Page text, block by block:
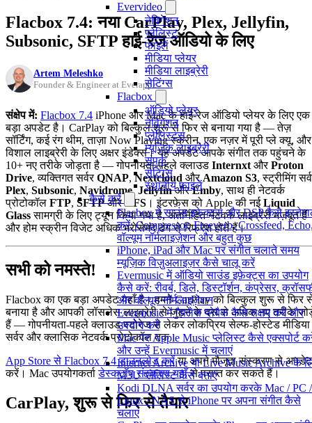
Evervideo
नेविगेशन
प्लेलिस्ट
फाइलें
मीडिया प्लेयर
मीडिया लाइब्रेरी
सेटिंग्स
Flacbox
ऑडियो प्लेयर
नेविगेशन
प्लेलिस्ट्स
म्यूज़िक लाइब्रेरी
संपर्क
सेटिंग्स
स्थानीय फ़ाइलें
कैसे करें
Flacbox में साउंड इफेक्ट्स और DSP कैसे
करें: Compressor, Freeverb, Crossfeed,
वॉल्यूम नॉर्मलाइज़ेशन और बहुत कुछ
iPhone, iPad और Mac पर संगीत चलाते समय
म्यूज़िक विज़ुअलाइज़र कैसे चालू करें
Evermusic में ऑडियो साउंड इफ़ेक्ट्स का उपयोग
कैसे करें: रीवर्ब, डिले, डिस्टॉर्शन, कंप्रेसर,
और वॉल्यूम नॉर्मलाइज़ेशन
Evermusic में गैपलेस प्लेबैक कैसे सक्षम करें और
उपयोग करें
Mac पर Apple Music प्लेलिस्ट कैसे एक्सपोर्ट
और उन्हें Evermusic में चलाएं
Internet Archive या Live Music Archive के
M3U प्लेलिस्ट कैसे बनाएं
Kodi DLNA सर्वर का उपयोग करके Mac / PC /
Linux / NAS से iPhone पर अपना संगीत कैसे
चलाएं
Flacbox 7.4: नया CarPlay, Plex, Jellyfin,
Subsonic, SFTP हाई-रेज ऑडियो के लिए
Artem Meleshko
Founder & Engineer at Everappz
संक्षेप में: Flacbox 7.4 iPhone और Mac के हाई-रेज ऑडियो प्लेयर के लिए एक
बड़ा अपडेट है। CarPlay को बिल्कुल शुरू से फिर से बनाया गया है — तेज़
सॉर्टिंग, कई रंग थीम, ताज़ा Now Playing स्क्रीन, एक नज़र में पूरी प्ले क्यू, और
विशाल लाइब्रेरी के लिए अक्षर इंडेक्स। यह अपडेट आपके संगीत तक पहुंचने के
10+ नए तरीके जोड़ता है — गोपनीयता-पहले क्लाउड Internxt औरProton
Drive, व्यक्तिगत सर्वरQNAP,Nextcloud औरAmazon S3, स्ट्रीमिंग
Plex, Subsonic, Navidrome,JellyfinऔरEmby, साथ ही नेटवर्क
प्रोटोकॉल FTP, SFTPऔरNFS । इंटरफ़ेस को Apple की नईLiquid
Glassसामग्री के लिए ट्यून किया गया है, अंतर्निहित नेटवर्क लाइब्रेरी मज़बूत हैं
और होम स्क्रीन विजेट अधिक भरोसेमंद ढंग से रिफ्रेश होते हैं।
सभी को नमस्ते!
Flacbox का एक बड़ा अपडेट यहाँ है। हमने CarPlay को बिल्कुल शुरू से फिर
बनाया है और आपकी लॉसलेस लाइब्रेरी से जुड़ने के दस से अधिक नए तरीके
हैं — गोपनीयता-पहले क्लाउड स्टोरेज से लेकर लोकप्रिय सेल्फ-होस्टेड मीडिया
सर्वर और क्लासिक नेटवर्क प्रोटोकॉल तक।
App Store से Flacbox 7.4 डाउनलोड करेंया अपने मौजूदा संस्करण से अपडेट
करें। Mac उपयोगकर्ताडेस्कटॉप संस्करण यहाँसे प्राप्त कर सकते हैं।
CarPlay, शुरू से फिर से तैयार